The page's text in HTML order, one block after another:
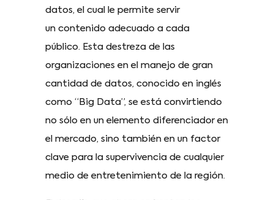
datos, el cual le permite servir
un contenido adecuado a cada
público. Esta destreza de las
organizaciones en el manejo de gran
cantidad de datos, conocido en inglés
como “Big Data”, se está convirtiendo
no sólo en un elemento diferenciador en
el mercado, sino también en un factor
clave para la supervivencia de cualquier
medio de entretenimiento de la región.